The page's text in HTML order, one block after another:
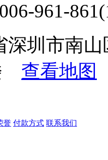
961-
深圳市南
查看地图
誉 付款方式 联系我们